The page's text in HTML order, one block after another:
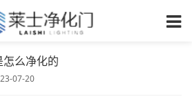
么净化的
07-20